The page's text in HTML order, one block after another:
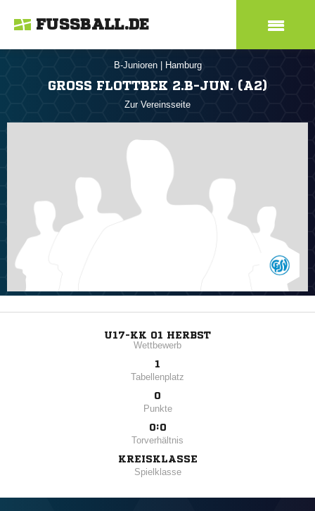
FUSSBALL.DE
B-Junioren Hamburg
GROSS FLOTTBEK 2.B-JUN. (A2)
Zur Vereinsseite
U17-KK 01 HERBST
Wettbewerb
1
Tabellenplatz
0
Punkte
0:0
Torverhältnis
KREISKLASSE
Spielklasse